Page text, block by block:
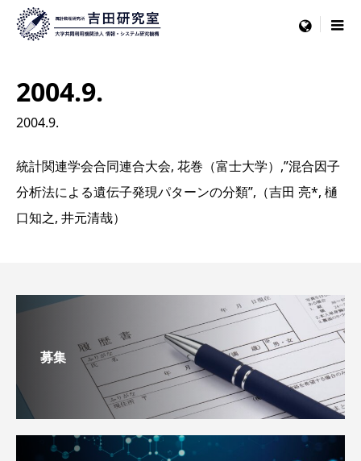
menu
2004.9.
2004.9.
統計関連学会合同連合大会, 花巻（富士大学）,”混合因子
分析法による遺伝子発現パターンの分類”,（吉田 亮*, 樋
口知之, 井元清哉）
募集